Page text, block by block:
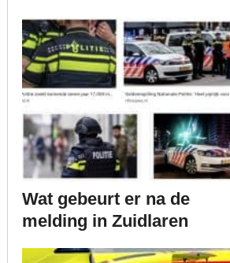
Wat gebeurt er na de
melding in Zuidlaren